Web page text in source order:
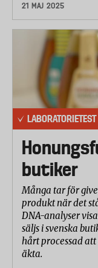
Ljudnivå på hårt
Dammsugaren
specifik rum
ljudeffektnivå
Ljudeffekten
filtret (anpassat
örat). Värdet
Betygsättning
Resultaten från
viktats samman
laboratoriet.
till 10 där 10 är
Betygen från de
samman till ett
21 MAJ 2025
LABORATORIETEST
butiker
Många tar för
produkt när det
DNA-analyser
säljs i svenska
hårt processad
äkta.